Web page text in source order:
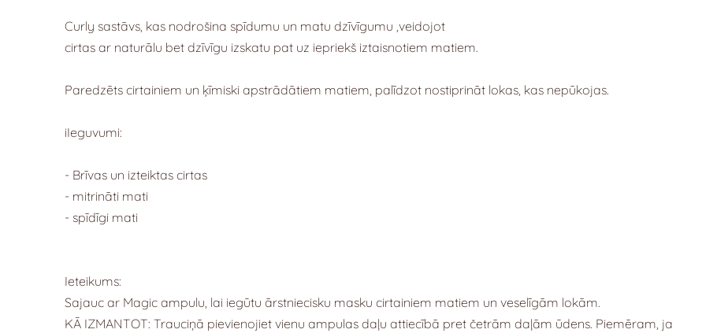
Curly sastāvs, kas nodrošina spīdumu un matu dzīvīgumu ,veidojot
cirtas ar naturālu bet dzīvīgu izskatu pat uz iepriekš iztaisnotiem matiem.
Paredzēts cirtainiem un ķīmiski apstrādātiem matiem, palīdzot nostiprināt lokas, kas nepūkojas.
iIeguvumi:
- Brīvas un izteiktas cirtas
- mitrināti mati
- spīdīgi mati
Ieteikums:
Sajauc ar Magic ampulu, lai iegūtu ārstniecisku masku cirtainiem matiem un veselīgām lokām.
KĀ IZMANTOT: Trauciņā pievienojiet vienu ampulas daļu attiecībā pret četrām daļām ūdens. Piemēram, ja